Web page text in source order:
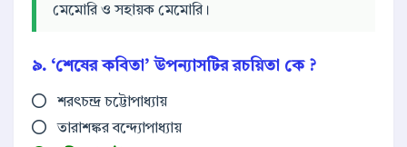
মেমোরি ও সহায়ক মেমোরি।
৯. ‘শেষের কবিতা’ উপন্যাসটির রচয়িতা কে ?
শরৎচন্দ্র চট্টোপাধ্যায়
তারাশঙ্কর বন্দ্যোপাধ্যায়